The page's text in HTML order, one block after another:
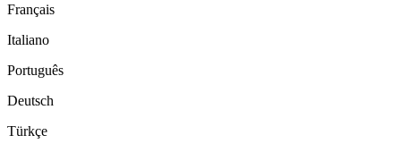
Français
Italiano
Português
Deutsch
Türkçe